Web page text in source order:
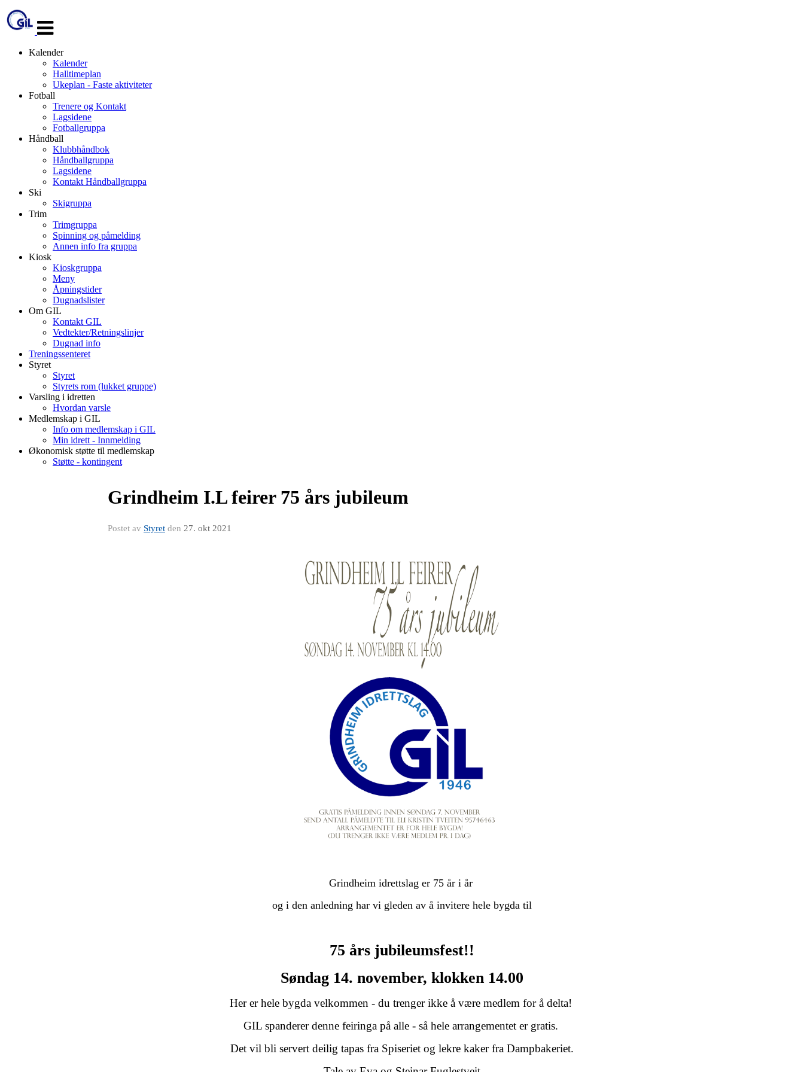
navigasjon
Kalender
Kalender
Halltimeplan
Ukeplan - Faste aktiviteter
Fotball
Trenere og Kontakt
Lagsidene
Fotballgruppa
Håndball
Klubbhåndbok
Håndballgruppa
Lagsidene
Kontakt Håndballgruppa
Ski
Skigruppa
Trim
Trimgruppa
Spinning og påmelding
Annen info fra gruppa
Kiosk
Kioskgruppa
Meny
Åpningstider
Dugnadslister
Om GIL
Kontakt GIL
Vedtekter/Retningslinjer
Dugnad info
Treningssenteret
Styret
Styret
Styrets rom (lukket gruppe)
Varsling i idretten
Hvordan varsle
Medlemskap i GIL
Info om medlemskap i GIL
Min idrett - Innmelding
Økonomisk støtte til medlemskap
Støtte - kontingent
Grindheim I.L feirer 75 års jubileum
Postet av Styret den 27. okt 2021
Grindheim idrettslag er 75 år i år
og i den anledning har vi gleden av å invitere hele bygda til
75 års jubileumsfest!!
Søndag 14. november, klokken 14.00
Her er hele bygda velkommen - du trenger ikke å være medlem for å delta!
GIL spanderer denne feiringa på alle - så hele arrangementet er gratis.
Det vil bli servert deilig tapas fra Spiseriet og lekre kaker fra Dampbakeriet.